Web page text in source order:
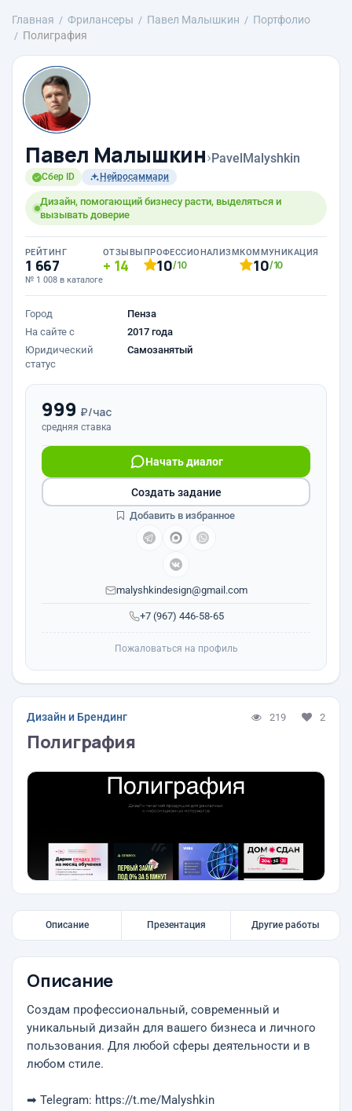
Главная Фрилансеры Павел Малышкин
Портфолио
Полиграфия
Павел Малышкин›PavelMalyshkin
Сбер ID Нейросаммари
Дизайн, помогающий бизнесу расти, выделяться и
вызывать доверие
РЕЙТИНГ
1 667
№ 1 008 в каталоге
ОТЗЫВЫ
14
ПРОФЕССИОНАЛИЗМ
10/10
КОММУНИКАЦИЯ
10/10
Город
Пенза
На сайте с
2017 года
Юридический
статус
Самозанятый
999 ₽/час
средняя ставка
+7 (967) 446-58-65
Начать диалог
malyshkindesign@gmail.com
Создать задание
Добавить в избранное
Пожаловаться на профиль
Дизайн и Брендинг 219 2
Полиграфия
Описание Презентация Другие работы
Описание
Создам профессиональный, современный и
уникальный дизайн для вашего бизнеса и личного
пользования. Для любой сферы деятельности и в
любом стиле.
➡ Telegram: https://t.me/Malyshkin